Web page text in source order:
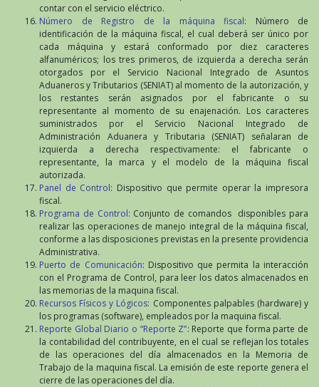
contar con el servicio eléctrico.
Número de Registro de la máquina fiscal: Número de
identificación de la máquina fiscal, el cual deberá ser único por
cada máquina y estará conformado por diez caracteres
alfanuméricos; los tres primeros, de izquierda a derecha serán
otorgados por el Servicio Nacional Integrado de Asuntos
Aduaneros y Tributarios (SENIAT) al momento de la autorización, y
los restantes serán asignados por el fabricante o su
representante al momento de su enajenación. Los caracteres
suministrados por el Servicio Nacional Integrado de
Administración Aduanera y Tributaria (SENIAT) señalaran de
izquierda a derecha respectivamente: el fabricante o
representante, la marca y el modelo de la máquina fiscal
autorizada.
Panel de Control: Dispositivo que permite operar la impresora
fiscal.
Programa de Control: Conjunto de comandos disponibles para
realizar las operaciones de manejo integral de la máquina fiscal,
conforme a las disposiciones previstas en la presente providencia
Administrativa.
Puerto de Comunicación: Dispositivo que permita la interacción
con el Programa de Control, para leer los datos almacenados en
las memorias de la maquina fiscal.
Recursos Físicos y Lógicos: Componentes palpables (hardware) y
los programas (software), empleados por la maquina fiscal.
Reporte Global Diario o “Reporte Z”: Reporte que forma parte de
la contabilidad del contribuyente, en el cual se reflejan los totales
de las operaciones del día almacenados en la Memoria de
Trabajo de la maquina fiscal. La emisión de este reporte genera el
cierre de las operaciones del día.